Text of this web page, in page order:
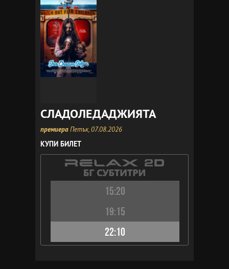
СЛАДОЛЕДАДЖИЯТА
премиераПетък, 07.08.2026
КУПИ БИЛЕТ
15:20
19:15
22:10